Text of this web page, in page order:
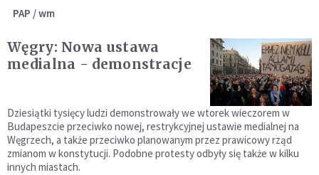
PAP / wm
Węgry: Nowa ustawa
medialna - demonstracje
Dziesiątki tysięcy ludzi demonstrowały we wtorek wieczorem w
Budapeszcie przeciwko nowej, restrykcyjnej ustawie medialnej na
Węgrzech, a także przeciwko planowanym przez prawicowy rząd
zmianom w konstytucji. Podobne protesty odbyły się także w kilku
innych miastach.